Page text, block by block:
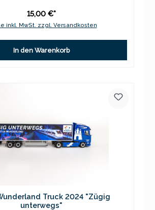
15,00 €*
inkl. MwSt. zzgl. Versandkosten
In den Warenkorb
Truck 2024 "Zügig
unterwegs"